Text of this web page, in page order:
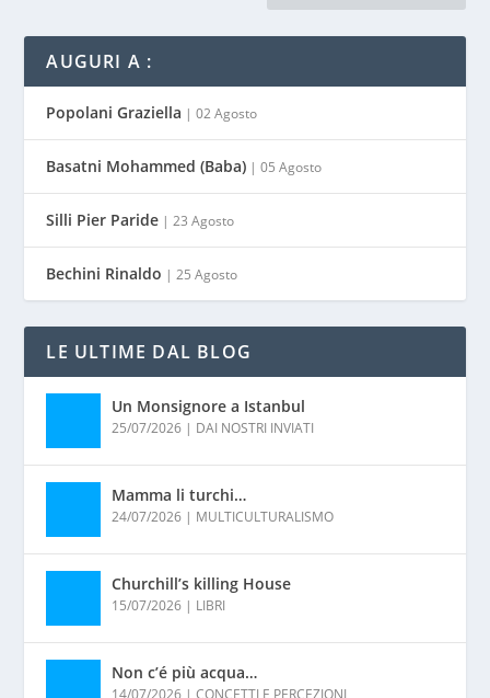
AUGURI A :
Popolani Graziella | 02 Agosto
Basatni Mohammed (Baba) | 05 Agosto
Silli Pier Paride | 23 Agosto
Bechini Rinaldo | 25 Agosto
LE ULTIME DAL BLOG
Un Monsignore a Istanbul
25/07/2026 | DAI NOSTRI INVIATI
Mamma li turchi…
24/07/2026 | MULTICULTURALISMO
Churchill’s killing House
15/07/2026 | LIBRI
Non c’é più acqua…